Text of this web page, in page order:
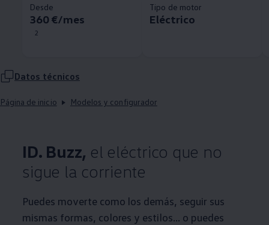
Desde
360 €/mes
2
Tipo de motor
Eléctrico
Datos técnicos
Página de inicio Modelos y configurador
ID. Buzz, el eléctrico que no
sigue la corriente
Puedes moverte como los demás, seguir sus
mismas formas, colores y estilos... o puedes